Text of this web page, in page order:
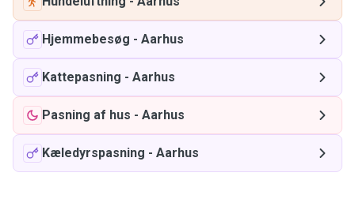
Hjemmebesøg - Aarhus
Kattepasning - Aarhus
Pasning af hus - Aarhus
Kæledyrspasning - Aarhus